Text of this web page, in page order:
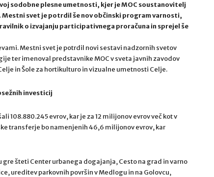
sodobne plesne umetnosti, kjer je MOC soustanovitelj
Mestni svet je potrdil še nov občinski program varnosti,
o izvajanju participativnega proračuna in sprejel še
Mestni svet je potrdil novi sestavi nadzornih svetov
ter imenoval predstavnike MOC v sveta javnih zavodov
in Šole za hortikulturo in vizualne umetnosti Celje.
investicij
108.880.245 evrov, kar je za 12 milijonov evrov več kot v
transferje bo namenjenih 46,6 milijonov evrov, kar
šteti Center urbanega dogajanja, Cesto na grad in varno
ureditev parkovnih površin v Medlogu in na Golovcu,